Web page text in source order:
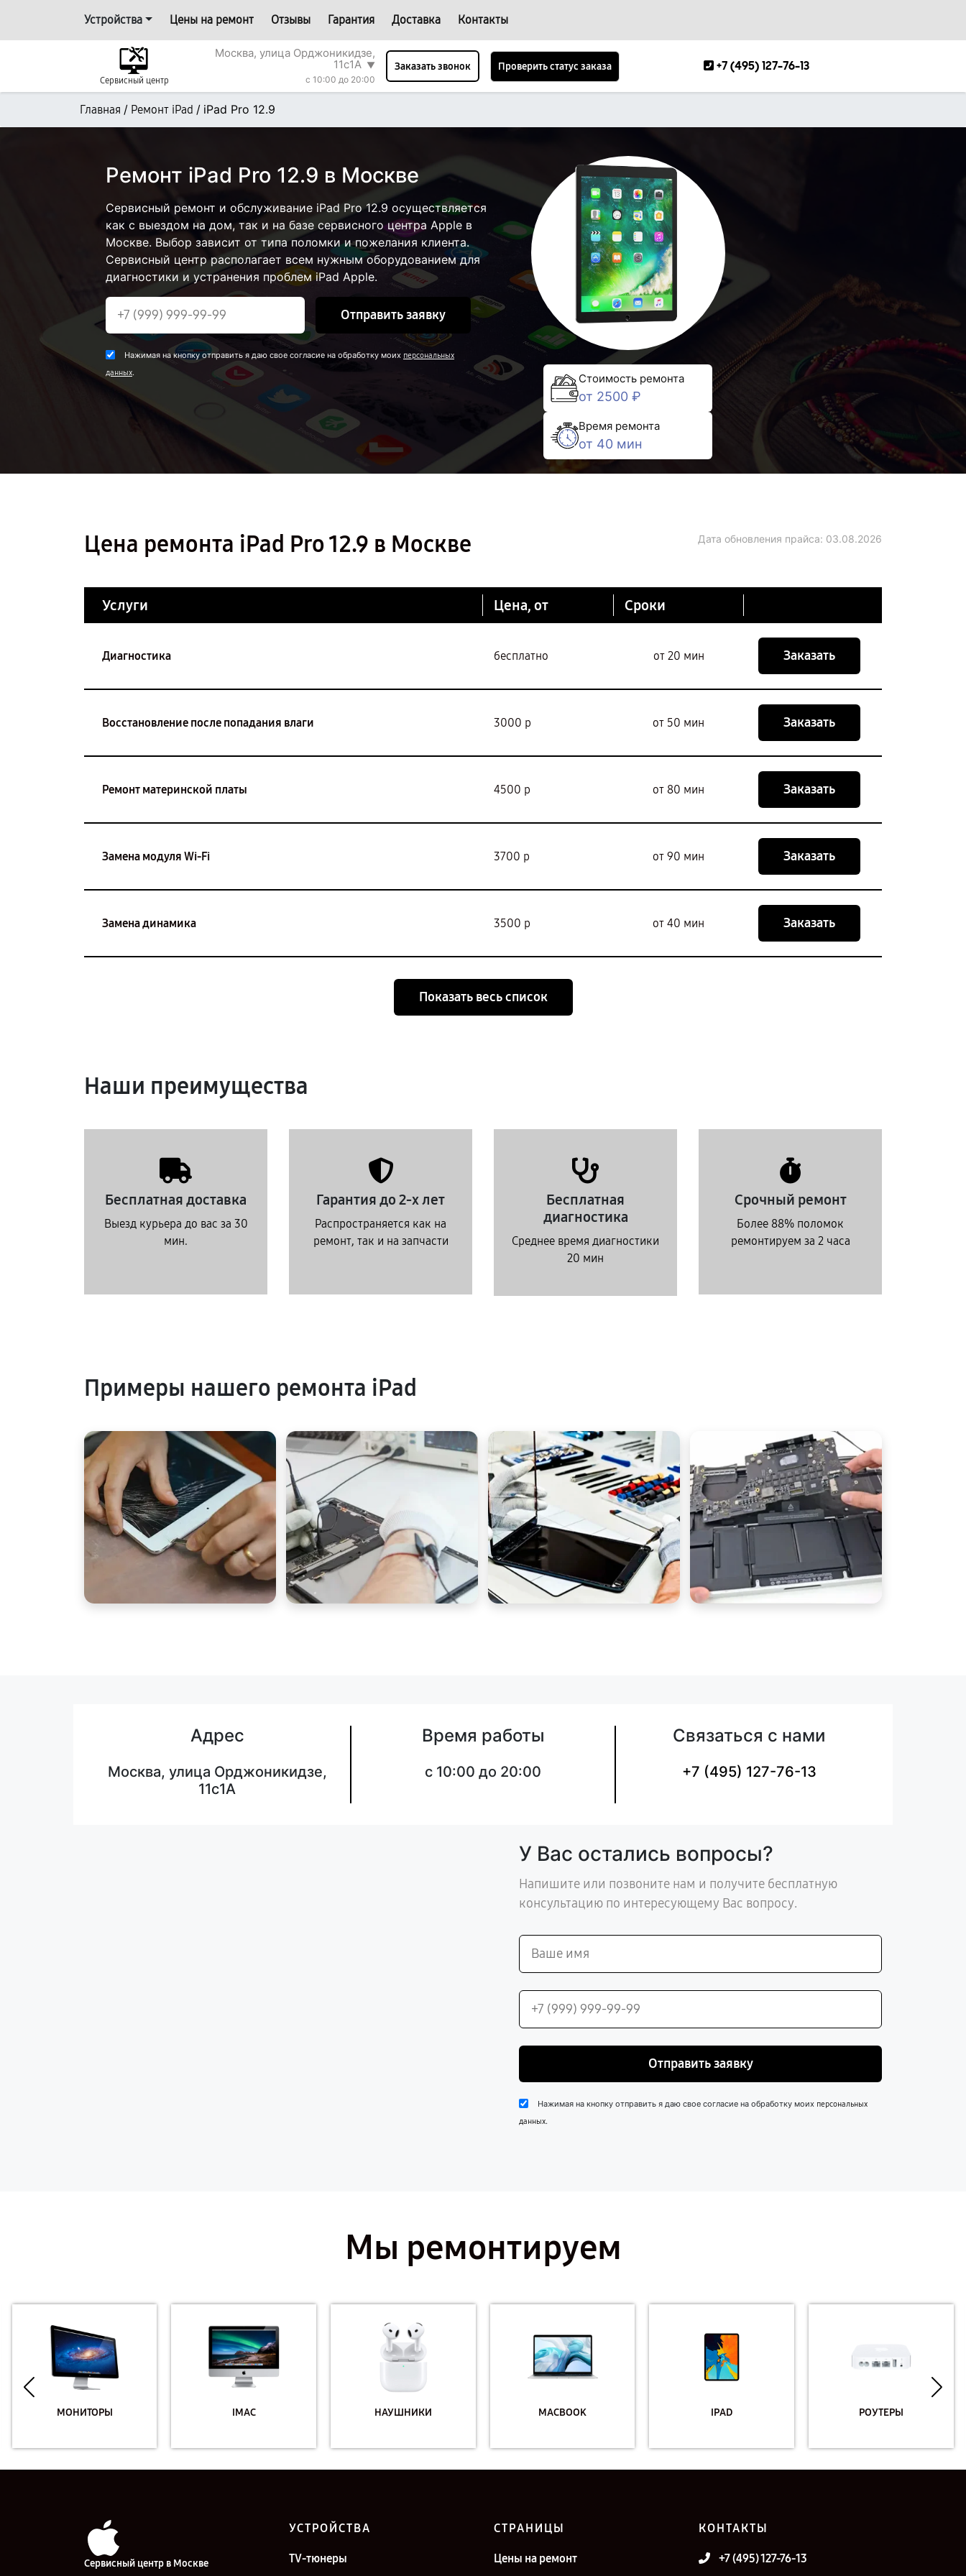
Устройства Цены на ремонт Отзывы Гарантия Доставка Контакты
Сервисный центр
Москва, улица Орджоникидзе,
11с1А ▼
с 10:00 до 20:00
Заказать звонок Проверить статус заказа +7 (495) 127-76-13
Главная / Ремонт iPad / iPad Pro 12.9
Ремонт iPad Pro 12.9 в Москве
Сервисный ремонт и обслуживание iPad Pro 12.9 осуществляется
как с выездом на дом, так и на базе сервисного центра Apple в
Москве. Выбор зависит от типа поломки и пожелания клиента.
Сервисный центр располагает всем нужным оборудованием для
диагностики и устранения проблем iPad Apple.
Отправить заявку
Нажимая на кнопку отправить я даю свое согласие на обработку моих персональных
данных. Стоимость ремонта
от 2500 ₽
Время ремонта
от 40 мин
Цена ремонта iPad Pro 12.9 в Москве Дата обновления прайса: 03.08.2026
Услуги Цена, от Сроки
Диагностика бесплатно от 20 мин Заказать
Восстановление после попадания влаги 3000 р от 50 мин Заказать
Ремонт материнской платы 4500 р от 80 мин Заказать
Замена модуля Wi-Fi 3700 р от 90 мин Заказать
Замена динамика 3500 р от 40 мин Заказать
Показать весь список
Наши преимущества
Бесплатная доставка
Выезд курьера до вас за 30
мин.
Гарантия до 2-х лет
Распространяется как на
ремонт, так и на запчасти
Бесплатная
диагностика
Среднее время диагностики
20 мин
Срочный ремонт
Более 88% поломок
ремонтируем за 2 часа
Примеры нашего ремонта iPad
Адрес
Москва, улица Орджоникидзе,
11с1А
Время работы
с 10:00 до 20:00
Связаться с нами
+7 (495) 127-76-13
У Вас остались вопросы?
Напишите или позвоните нам и получите бесплатную
консультацию по интересующему Вас вопросу.
Отправить заявку
Нажимая на кнопку отправить я даю свое согласие на обработку моих персональных
данных.
Мы ремонтируем
МОНИТОРЫ IMAC НАУШНИКИ MACBOOK IPAD РОУТЕРЫ
Сервисный центр в Москве
УСТРОЙСТВА
TV-тюнеры
СТРАНИЦЫ
Цены на ремонт
КОНТАКТЫ
+7 (495) 127-76-13